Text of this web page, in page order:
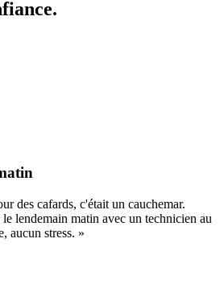
des cafards, c'était un cauchemar.
lendemain matin avec un technicien au
aucun stress. »